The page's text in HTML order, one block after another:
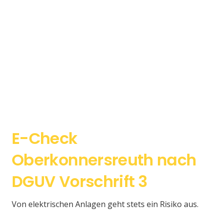
E-Check
Oberkonnersreuth nach
DGUV Vorschrift 3
Von elektrischen Anlagen geht stets ein Risiko aus.